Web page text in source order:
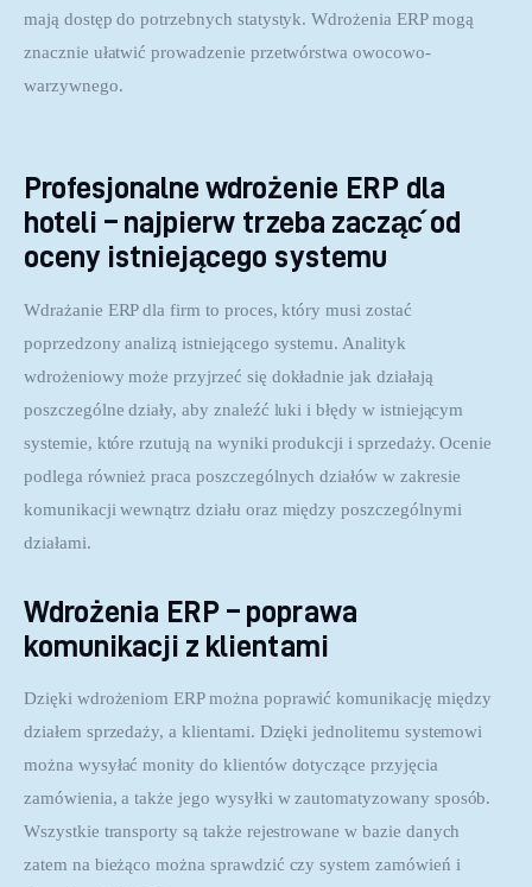
mają dostęp do potrzebnych statystyk. Wdrożenia ERP mogą
znacznie ułatwić prowadzenie przetwórstwa owocowo-
warzywnego.
Profesjonalne wdrożenie ERP dla
hoteli – najpierw trzeba zacząć od
oceny istniejącego systemu
Wdrażanie ERP dla firm to proces, który musi zostać
poprzedzony analizą istniejącego systemu. Analityk
wdrożeniowy może przyjrzeć się dokładnie jak działają
poszczególne działy, aby znaleźć luki i błędy w istniejącym
systemie, które rzutują na wyniki produkcji i sprzedaży. Ocenie
podlega również praca poszczególnych działów w zakresie
komunikacji wewnątrz działu oraz między poszczególnymi
działami.
Wdrożenia ERP – poprawa
komunikacji z klientami
Dzięki wdrożeniom ERP można poprawić komunikację między
działem sprzedaży, a klientami. Dzięki jednolitemu systemowi
można wysyłać monity do klientów dotyczące przyjęcia
zamówienia, a także jego wysyłki w zautomatyzowany sposób.
Wszystkie transporty są także rejestrowane w bazie danych
zatem na bieżąco można sprawdzić czy system zamówień i